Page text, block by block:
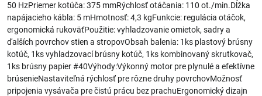
50 HzPriemer kotúča: 375 mmRýchlosť otáčania: 110 ot./min.Dĺžka
napájacieho kábla: 5 mHmotnosť: 4,3 kgFunkcie: regulácia otáčok,
ergonomická rukoväťPoužitie: vyhladzovanie omietok, sadry a
ďalších povrchov stien a stropovObsah balenia: 1ks plastový brúsny
kotúč, 1ks vyhladzovací brúsny kotúč, 1ks kombinovaný skrutkovač,
1ks brúsny papier #40Výhody:Výkonný motor pre plynulé a efektívne
brúsenieNastaviteľná rýchlosť pre rôzne druhy povrchovMožnosť
pripojenia vysávača pre čistú prácu bez prachuErgonomický dizajn